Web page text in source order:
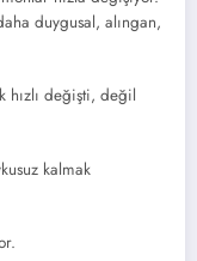
duygusal, alıngan,
hızlı değişti, değil
kalmak